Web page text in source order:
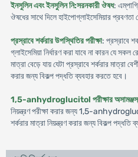
ইনসুলিন এবং ইনসুলিন নি:সরনকারী ঔষধ:
ঔষধের সাথে দিলে হাইপোগ্লাইসেমিয়ার প্রবণতা
প্রস্রাবে শর্করার উপস্থিতির পরীক্ষা: প্রস্রাবে
গ্লাইসেমিয়া নির্ধারণ করা যাবে না কারন যে
মাত্রা বেড়ে যায় যেটা প্রস্রাবে শর্করার মাত্রা
করার জন্য বিকল্প পদ্ধতি ব্যবহার করতে হবে।
1,5-anhydroglucitol পরীক্ষার
নিয়ন্ত্রণ পরীক্ষা করার জন্য 1,5-
শর্করার মাত্রা নিয়ন্ত্রণ করার জন্য বিকল্প পদ্ধতি